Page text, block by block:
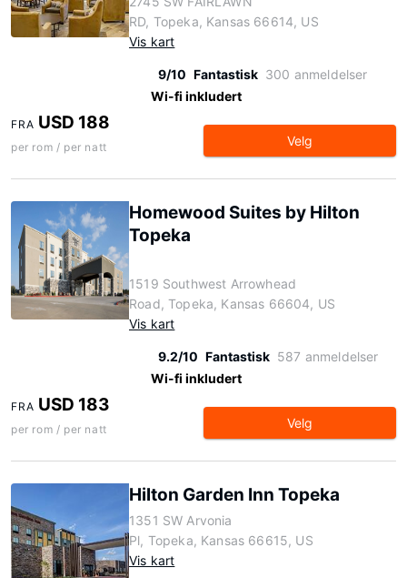
RD, Topeka, Kansas 66614, US
Vis kart
9/10 Fantastisk 300 anmeldelser
Wi-fi inkludert
FRA USD 188
per rom / per natt Velg
Homewood Suites by Hilton
Topeka
1519 Southwest Arrowhead
Road, Topeka, Kansas 66604, US
Vis kart
9.2/10 Fantastisk 587 anmeldelser
Wi-fi inkludert
FRA USD 183
per rom / per natt Velg
Hilton Garden Inn Topeka
1351 SW Arvonia
Pl, Topeka, Kansas 66615, US
Vis kart